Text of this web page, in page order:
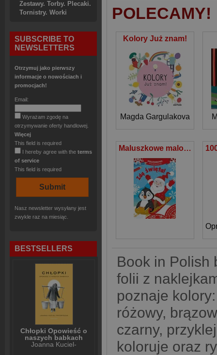
Zestawy. Torby. Plecaki.
Tornistry. Worki
SUBSCRIBE TO
NEWSLETTERS
Otrzymuj jako pierwszy
informacje o nowościach i
promocjach!
Email:
Wyrażam zgodę na
otrzymywanie oferty handlowej.
Więcej
This field is required
I hereby agree with the terms
of service
This field is required
Nasz newsletter wysyłany jest
zwykle raz na miesiąc.
BESTSELLERS
Chłopki Opowieść o
naszych babkach
Joanna Kuciel-
POLECAMY!
Kolory Już znam!
Magda Gargulakova
Maluszkowe malowanie Idą święta!
Book in Polish
folii z
poznaje
różowy,
czarny,
koloruje oraz